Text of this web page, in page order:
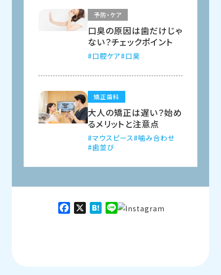
予防・ケア
口臭の原因は歯だけじゃ
ない？チェックポイント
口腔ケア 口臭
矯正歯科
大人の矯正は遅い？始め
るメリットと注意点
マウスピース 噛み合わせ
歯並び
FacebookHatena
Line